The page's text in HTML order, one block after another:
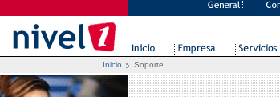
Inicio Soporte